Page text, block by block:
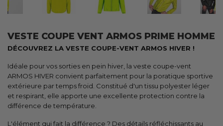
VESTE COUPE VENT ARMOS PRIME HOMME
DÉCOUVREZ LA VESTE COUPE-VENT ARMOS HIVER !
Idéale pour vos sorties en pein hiver, la veste coupe-vent
ARMOS HIVER convient parfaitement pour la poratique sportive
extérieure par temps froid. Constitué d'un tissu polyester léger
et respirant, elle apporte une excellente protection contre la
différence de température.
L'élément qui fait la différence ? Des détails réfléchissants au